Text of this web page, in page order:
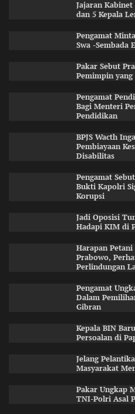
Jajaran
dan 5 Kepala
Pengamat
Swa -Sembada
Pakar Sebut
Pemimpin
Pengamat
Bagi Menteri
Pendidikan
BPJS Wacth
Pembiayaan
Disabilitas
Pengamat
Bukti Kapolri
Korupsi
Jadi Oposisi
Hadapi KIM di
Harapan
Prabowo,
Perlindungan
Pengamat
Dalam
Gibran
Kepala BIN
Persoalan di
Jelang
Masyarakat
Pakar Ungkap
TNI-Polri Asal